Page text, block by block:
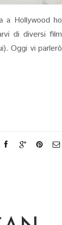
a Hollywood ho
di diversi film
Oggi vi parlerò